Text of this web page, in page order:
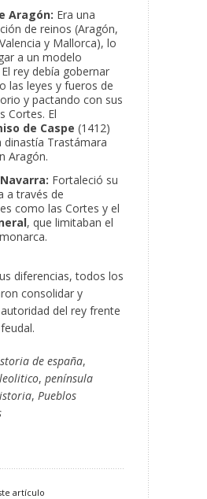
Aragón: Era una
de reinos (Aragón,
y Mallorca), lo
a un modelo
El rey debía gobernar
las leyes y fueros de
y pactando con sus
Cortes. El
de Caspe (1412)
dinastía Trastámara
Aragón.
Fortaleció su
a través de
como las Cortes y el
, que limitaban el
diferencias, todos los
consolidar y
del rey frente
de españa,
, península
, Pueblos
artículo